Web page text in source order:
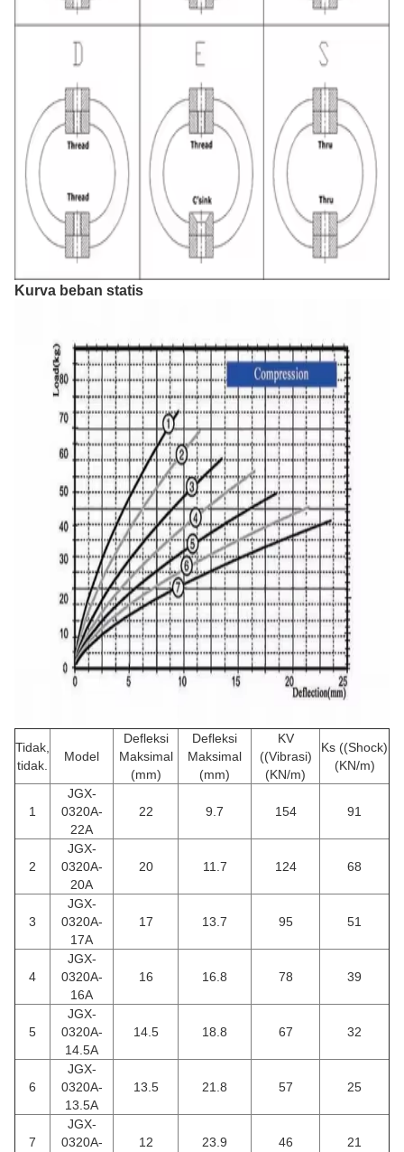
Kurva beban statis
Tidak,
tidak.
Model
Defleksi
Maksimal
(mm)
Defleksi
Maksimal
(mm)
KV
((Vibrasi)
(KN/m)
Ks ((Shock)
(KN/m)
1
JGX-
0320A-
22A
22 9.7 154 91
2
JGX-
0320A-
20A
20 11.7 124 68
3
JGX-
0320A-
17A
17 13.7 95 51
4
JGX-
0320A-
16A
16 16.8 78 39
5
JGX-
0320A-
14.5A
14.5 18.8 67 32
6
JGX-
0320A-
13.5A
13.5 21.8 57 25
7
JGX-
0320A-
12 23.9 46 21